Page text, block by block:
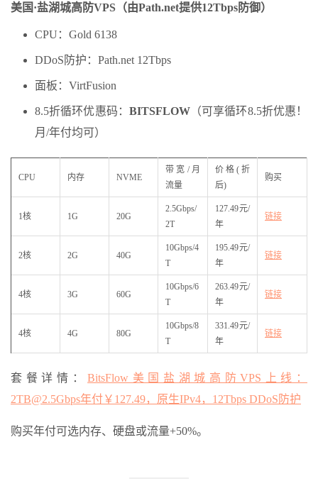
美国·盐湖城高防VPS（由Path.net提供12Tbps防御）
CPU：Gold 6138
DDoS防护：Path.net 12Tbps
面板：VirtFusion
8.5折循环优惠码： BITSFLOW（可享循环8.5折优惠！
月/年付均可）
CPU 内存 NVME
带宽/月
流量
价格(折
后)
购买
1核 1G 20G
2.5Gbps/
2T
127.49元/
年
链接
2核 2G 40G
10Gbps/4
T
195.49元/
年
链接
4核 3G 60G
10Gbps/6
T
263.49元/
年
链接
4核 4G 80G
10Gbps/8
T
331.49元/
年
链接
套餐详情：BitsFlow美国盐湖城高防VPS上线：
2TB@2.5Gbps年付￥127.49，原生IPv4，12Tbps DDoS防护
购买年付可选内存、硬盘或流量+50%。